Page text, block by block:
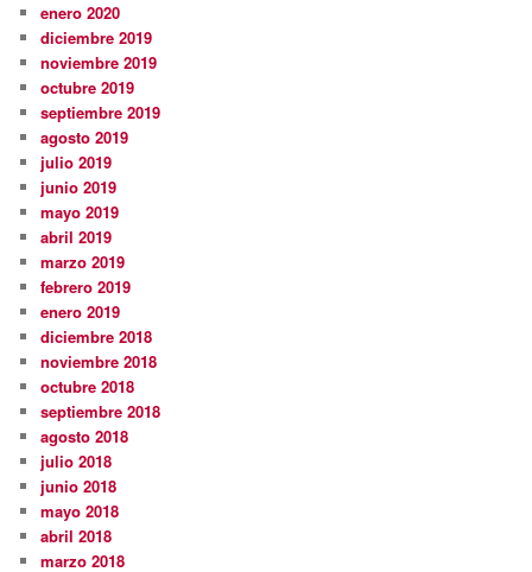
enero 2020
diciembre 2019
noviembre 2019
octubre 2019
septiembre 2019
agosto 2019
julio 2019
junio 2019
mayo 2019
abril 2019
marzo 2019
febrero 2019
enero 2019
diciembre 2018
noviembre 2018
octubre 2018
septiembre 2018
agosto 2018
julio 2018
junio 2018
mayo 2018
abril 2018
marzo 2018